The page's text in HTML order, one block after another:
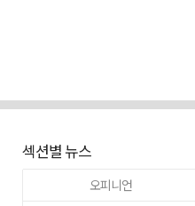
섹션별 뉴스
오피니언